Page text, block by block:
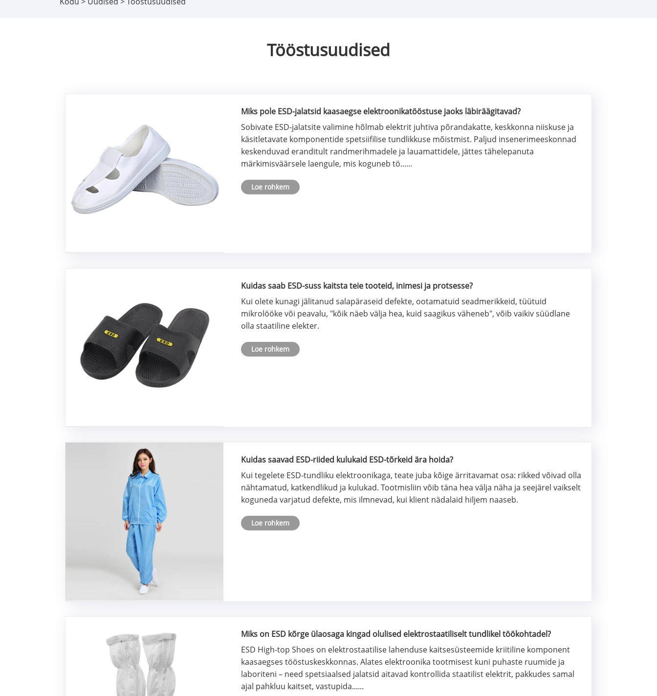
Tööstusuudised
Miks pole ESD-jalatsid kaasaegse elektroonikatööstuse jaoks läbiräägitavad?
Sobivate ESD-jalatsite valimine hõlmab elektrit juhtiva põrandakatte, keskkonna niiskuse ja
käsitletavate komponentide spetsiifilise tundlikkuse mõistmist. Paljud insenerimeeskonnad
keskenduvad eranditult randmerihmadele ja lauamattidele, jättes tähelepanuta
märkimisväärsele laengule, mis koguneb tö......
Loe rohkem
Kuidas saab ESD-suss kaitsta teie tooteid, inimesi ja protsesse?
Kui olete kunagi jälitanud salapäraseid defekte, ootamatuid seadmerikkeid, tüütuid
mikrolööke või peavalu, "kõik näeb välja hea, kuid saagikus väheneb", võib vaikiv süüdlane
olla staatiline elekter.
Loe rohkem
Kuidas saavad ESD-riided kulukaid ESD-tõrkeid ära hoida?
Kui tegelete ESD-tundliku elektroonikaga, teate juba kõige ärritavamat osa: rikked võivad olla
nähtamatud, katkendlikud ja kulukad. Tootmisliin võib täna hea välja näha ja seejärel vaikselt
koguneda varjatud defekte, mis ilmnevad, kui klient nädalaid hiljem naaseb.
Loe rohkem
Miks on ESD kõrge ülaosaga kingad olulised elektrostaatiliselt tundlikel töökohtadel?
ESD High-top Shoes on elektrostaatilise lahenduse kaitsesüsteemide kriitiline komponent
kaasaegses tööstuskeskkonnas. Alates elektroonika tootmisest kuni puhaste ruumide ja
laboriteni – need spetsiaalsed jalatsid aitavad kontrollida staatilist elektrit, pakkudes samal
ajal pahkluu kaitset, vastupida......